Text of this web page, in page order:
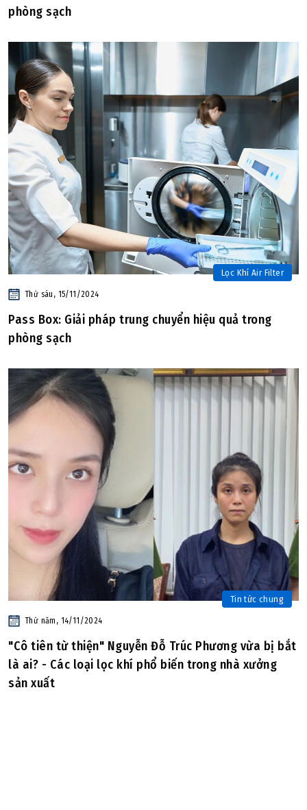
phòng sạch
Lọc Khí Air Filter
Thứ sáu, 15/11/2024
Pass Box: Giải pháp trung chuyển hiệu quả trong
phòng sạch
Tin tức chung
Thứ năm, 14/11/2024
"Cô tiên từ thiện" Nguyễn Đỗ Trúc Phương vừa bị bắt
là ai? - Các loại lọc khí phổ biến trong nhà xưởng
sản xuất